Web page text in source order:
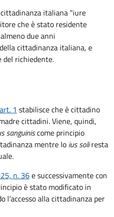
italiana "iure
che è stato residente
due anni
cittadinanza italiana, e
del richiedente.
1 stabilisce che è cittadino
cittadini. Viene, quindi,
sanguiniscome principio
mentre lo ius soliresta
n. 36e successivamente con
è stato modificato in
l’accesso alla cittadinanza per